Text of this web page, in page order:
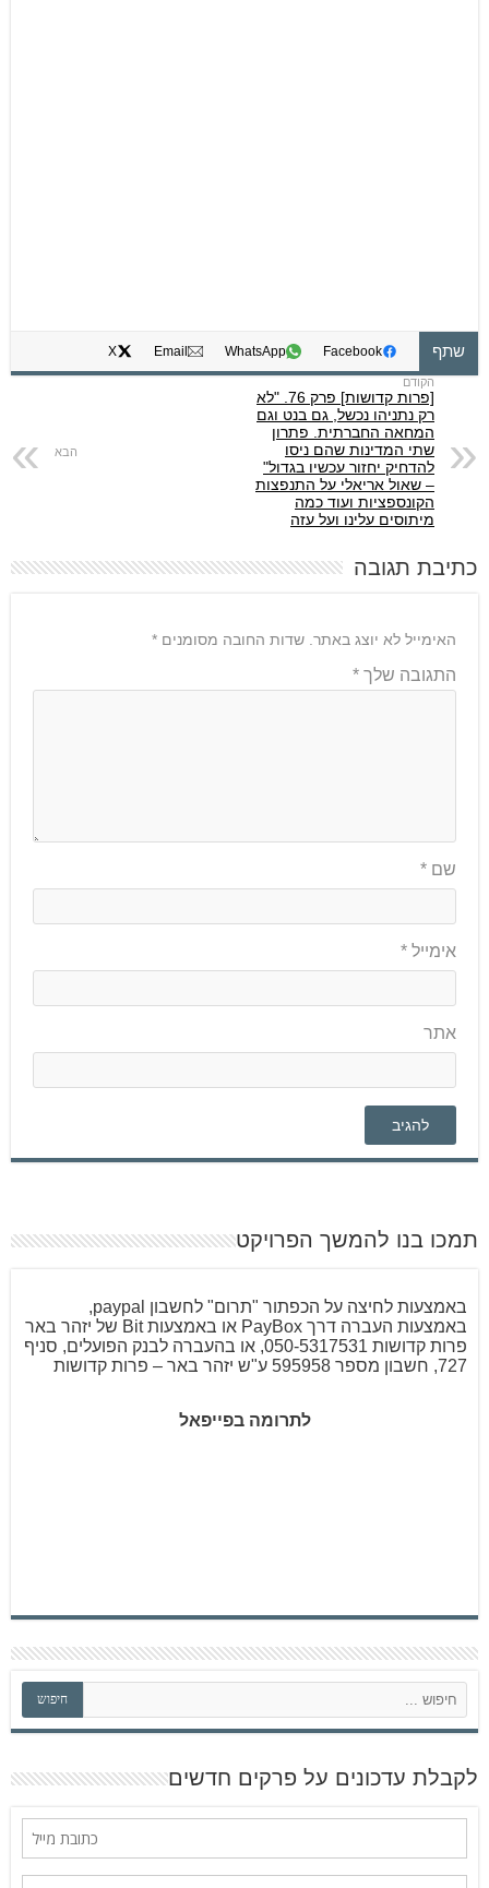
שתף Facebook
WhatsApp
Email
X
[פרות קדושות] פרק 76. "לא
רק נתניהו נכשל, גם בנט וגם
המחאה החברתית. פתרון
שתי המדינות שהם ניסו
להדחיק יחזור עכשיו בגדול"
– שאול אריאלי על התנפצות
הקונספציות ועוד כמה
מיתוסים עלינו ועל עזה
כתיבת תגובה
האימייל לא יוצג באתר. שדות החובה מסומנים *
התגובה שלך *
שם *
אימייל *
אתר
תמכו בנו להמשך הפרויקט
באמצעות לחיצה על הכפתור "תרום" לחשבון paypal,
באמצעות העברה דרך PayBox או באמצעות Bit של יזהר באר
פרות קדושות 050-5317531, או בהעברה לבנק הפועלים, סניף
727, חשבון מספר 595958 ע"ש יזהר באר – פרות קדושות
לתרומה בפייפאל
פ
ש
חיפוש
לקבלת עדכונים על פרקים חדשים